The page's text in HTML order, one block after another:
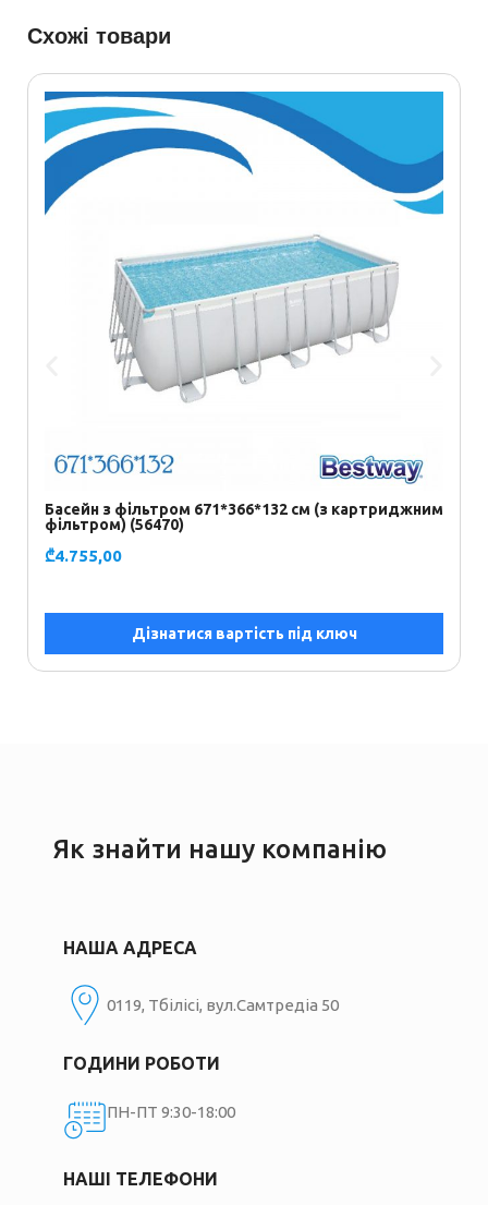
Схожі товари
Басейн з фільтром 671*366*132 см (з картриджним
фільтром) (56470)
₾4.755,00
Дізнатися вартість під ключ
Як знайти нашу компанію
НАША АДРЕСА
0119, Тбілісі, вул.Самтредіа 50
ГОДИНИ РОБОТИ
ПН-ПТ 9:30-18:00
НАШІ ТЕЛЕФОНИ